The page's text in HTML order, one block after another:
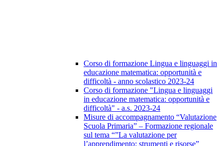
Corso di formazione Lingua e linguaggi in
educazione matematica: opportunità e
difficoltà - anno scolastico 2023-24
Corso di formazione "Lingua e linguaggi
in educazione matematica: opportunità e
difficoltà" - a.s. 2023-24
Misure di accompagnamento “Valutazione
Scuola Primaria” – Formazione regionale
sul tema “”La valutazione per
l’apprendimento: strumenti e risorse”